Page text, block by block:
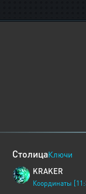
СтолицаКлючи
KRAKER
Координаты